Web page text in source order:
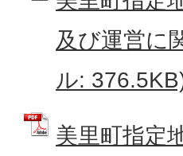
及び運営に
ル:
美里町指定